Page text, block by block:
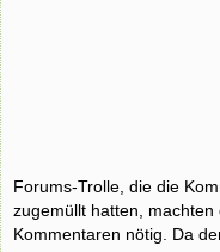
Forums-Trolle, die die
zugemüllt hatten, machten
Kommentaren nötig. Da